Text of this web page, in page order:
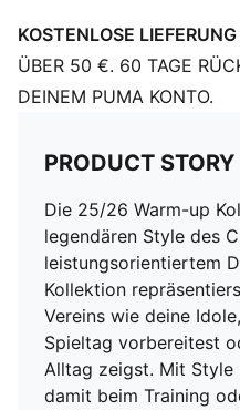
KOSTENLOSE LIEFERUNG
ÜBER 50 €. 60 TAGE
DEINEM PUMA KONTO.
PRODUCT STORY
Die 25/26 Warm-up
legendären Style des
leistungsorientiertem
Kollektion
Vereins wie deine
Spieltag vorbereitest
Alltag zeigst. Mit
damit beim Training